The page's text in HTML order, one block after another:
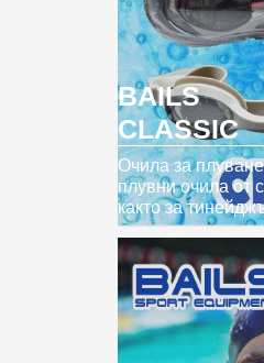
BAILS
CLASSIC
Очила за
плувни очила от
както за